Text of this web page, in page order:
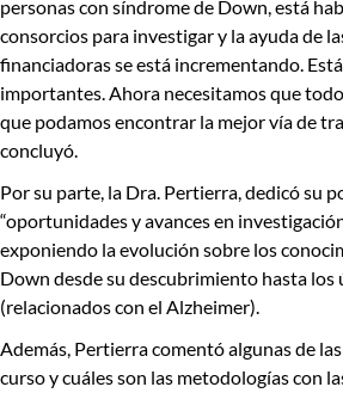
personas con síndrome de Down , está
consorcios para investigar y la ayuda de
financiadoras se está incrementando.
importantes. Ahora necesitamos que
que podamos encontrar la mejor vía de
concluyó.
Por su parte, la Dra. Pertierra, dedicó su
“oportunidades y avances en
exponiendo la evolución sobre los
Down desde su descubrimiento hasta los
(relacionados con el Alzheimer).
Además, Pertierra comentó algunas de
curso y cuáles son las metodologías con